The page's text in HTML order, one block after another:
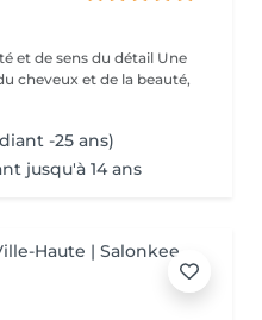
de sens du détail Une
-25 ans)
jusqu'à 14 ans